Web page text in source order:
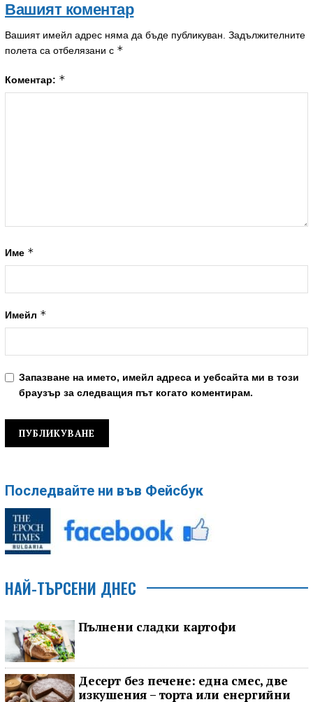
Вашият коментар
Вашият имейл адрес няма да бъде публикуван. Задължителните
полета са отбелязани с *
Коментар: *
Име *
Имейл *
Запазване на името, имейл адреса и уебсайта ми в този
браузър за следващия път когато коментирам.
Последвайте ни във Фейсбук
НАЙ-ТЪРСЕНИ ДНЕС
Пълнени сладки картофи
Десерт без печене: една смес, две
изкушения – торта или енергийни